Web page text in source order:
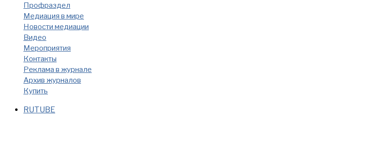
Профраздел
Медиация в мире
Новости медиации
Видео
Мероприятия
Контакты
Реклама в журнале
Архив журналов
Купить
RUTUBE